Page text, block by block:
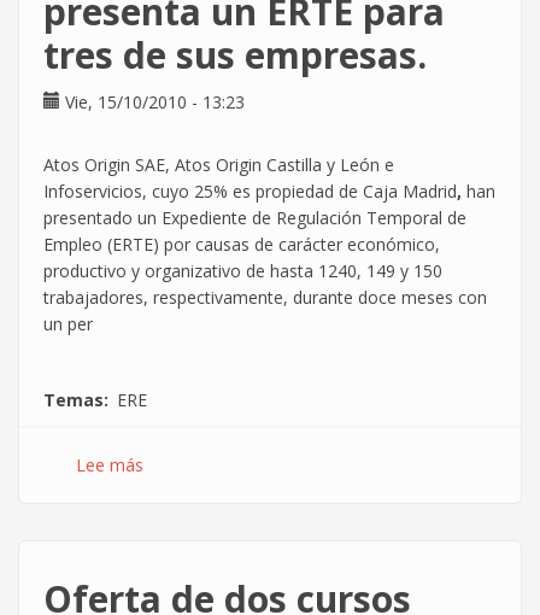
CGT
ante
el
desalojo
Vieja
Escuela
presenta un ERTE para
tres de sus empresas.
Vie, 15/10/2010 - 13:23
Atos Origin SAE, Atos Origin Castilla y León e
Infoservicios, cuyo 25% es propiedad de Caja Madrid, han
presentado un Expediente de Regulación Temporal de
Empleo (ERTE) por causas de carácter económico,
productivo y organizativo de hasta 1240, 149 y 150
trabajadores, respectivamente, durante doce meses con
un per
Temas ERE
Lee más
presenta
Oferta de dos cursos